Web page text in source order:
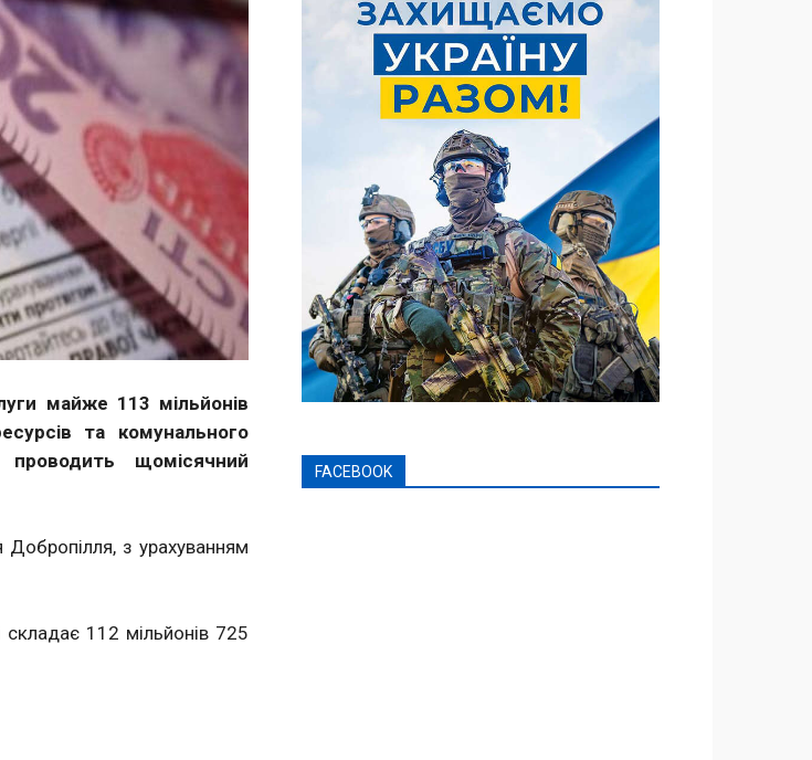
майже 113 мільйонів
та комунального
проводить щомісячний
Добропілля, з урахуванням
складає 112 мільйонів 725
FACEBOOK